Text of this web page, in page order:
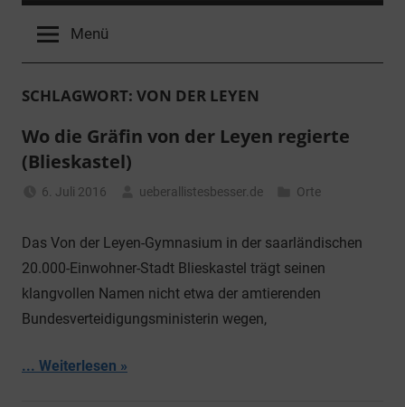
Menü
SCHLAGWORT: VON DER LEYEN
Wo die Gräfin von der Leyen regierte
(Blieskastel)
6. Juli 2016 ueberallistesbesser.de Orte
Das Von der Leyen-Gymnasium in der saarländischen
20.000-Einwohner-Stadt Blieskastel trägt seinen
klangvollen Namen nicht etwa der amtierenden
Bundesverteidigungsministerin wegen,
... Weiterlesen